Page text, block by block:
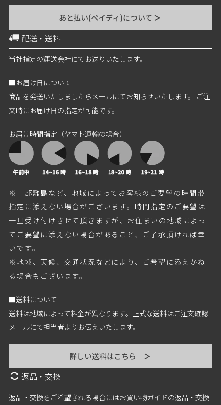
あと払い(ペイディ)について ＞
配送・送料
当社指定の運送会社にてお送りいたします。
■お届け日について
商品を発送いたしましたらメールにてお知らせいたします。 ご注
文時にお届け日の指定が可能です。
お届け時間指定（ヤマト運輸の場合）
※一部離島など、地域によってお客様のご要望の時間帯
指定に添えない場合がございます。時間指定のご要望は
一旦受け付けさせて頂きますが、お住まいの地域によっ
てご要望に添えない場合があること、ご了承頂ければ幸
いです。
※地域、天候、交通状況などにより、ご希望に添えかね
る場合もございます。
■送料について
送料は地域によって料金が異なります。正式な送料はご注文確認
メールにて担当者よりお伝えいたします。
詳しい送料はこちら ＞
返品・交換
返品・交換をご希望される場合にはお買い物ガイドの返品・交換